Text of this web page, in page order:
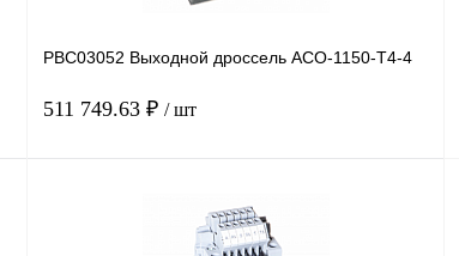
PBC03052 Выходной дроссель ACO-1150-T4-4
511 749.63 ₽ / шт